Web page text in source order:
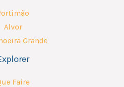
Alvor
Grande
Faire